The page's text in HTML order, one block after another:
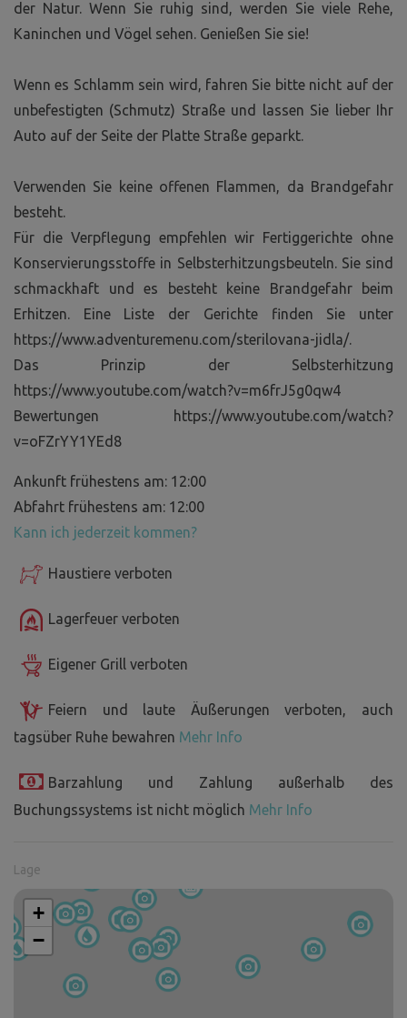
der Natur. Wenn Sie ruhig sind, werden Sie viele Rehe,
Kaninchen und Vögel sehen. Genießen Sie sie!
Wenn es Schlamm sein wird, fahren Sie bitte nicht auf der
unbefestigten (Schmutz) Straße und lassen Sie lieber Ihr
Auto auf der Seite der Platte Straße geparkt.
Verwenden Sie keine offenen Flammen, da Brandgefahr
besteht.
Für die Verpflegung empfehlen wir Fertiggerichte ohne
Konservierungsstoffe in Selbsterhitzungsbeuteln. Sie sind
schmackhaft und es besteht keine Brandgefahr beim
Erhitzen. Eine Liste der Gerichte finden Sie unter
https://www.adventuremenu.com/sterilovana-jidla/.
Das Prinzip der Selbsterhitzung
https://www.youtube.com/watch?v=m6frJ5g0qw4
Bewertungen https://www.youtube.com/watch?
v=oFZrYY1YEd8
Ankunft frühestens am: 12:00
Abfahrt frühestens am: 12:00
Kann ich jederzeit kommen?
Haustiere verboten
Lagerfeuer verboten
Eigener Grill verboten
Feiern und laute Äußerungen verboten, auch
tagsüber Ruhe bewahren Mehr Info
Barzahlung und Zahlung außerhalb des
Buchungssystems ist nicht möglich Mehr Info
Lage
+
−